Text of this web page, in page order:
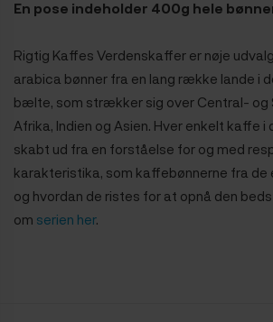
En pose indeholder 400g hele
Rigtig Kaffes Verdenskaffer er nøje
arabica bønner fra en lang række lande i
bælte, som strækker sig over Central- og
Afrika, Indien og Asien. Hver enkelt kaffe i
skabt ud fra en forståelse for og med
karakteristika, som kaffebønnerne fra de
og hvordan de ristes for at opnå den
om serien her.